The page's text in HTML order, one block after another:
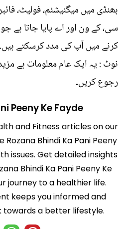
بھنڈی میں میگنیشئم، فولیٹ،
سی، کے ون اور اے پایا جاتا ہے
کرنے میں آپ کی مدد کرسکتے
نوٹ : یہ ایک عام معلومات ہے
رجوع کریں۔
Peeny Ke Fayde
and Fitness articles on our
Bhindi Ka Pani Peeny
issues. Get detailed insights
Bhindi Ka Pani Peeny Ke
journey to a healthier life.
keeps you informed and
towards a better lifestyle.